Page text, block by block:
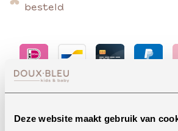
Deze website maakt gebruik van
besteld